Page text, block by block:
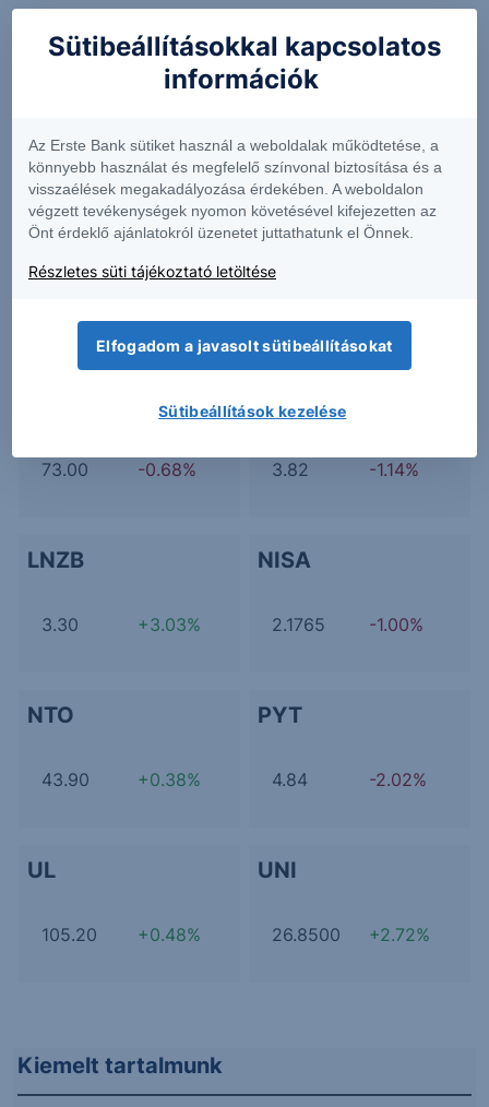
11.30 +1.35%
AIRF
1.43 -0.14%
FACC
73.00 -0.68%
IRAO
3.82 -1.14%
LNZB
3.30 +3.03%
NISA
2.1765 -1.00%
NTO
43.90 +0.38%
PYT
4.84 -2.02%
UL
105.20 +0.48%
UNI
26.8500 +2.72%
Kiemelt tartalmunk
Sütibeállításokkal kapcsolatos
információk
Az Erste Bank sütiket használ a weboldalak működtetése, a
könnyebb használat és megfelelő színvonal biztosítása és a
visszaélések megakadályozása érdekében. A weboldalon
végzett tevékenységek nyomon követésével kifejezetten az
Önt érdeklő ajánlatokról üzenetet juttathatunk el Önnek.
Részletes süti tájékoztató letöltése
Elfogadom a javasolt sütibeállításokat
Sütibeállítások kezelése